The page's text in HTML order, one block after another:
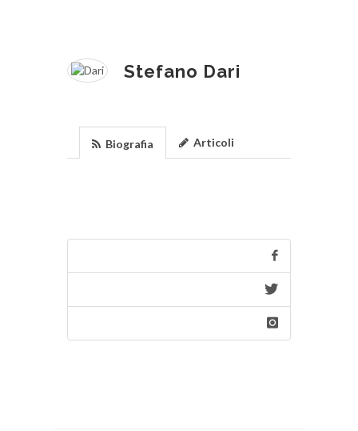
Stefano Dari
Biografia Articoli